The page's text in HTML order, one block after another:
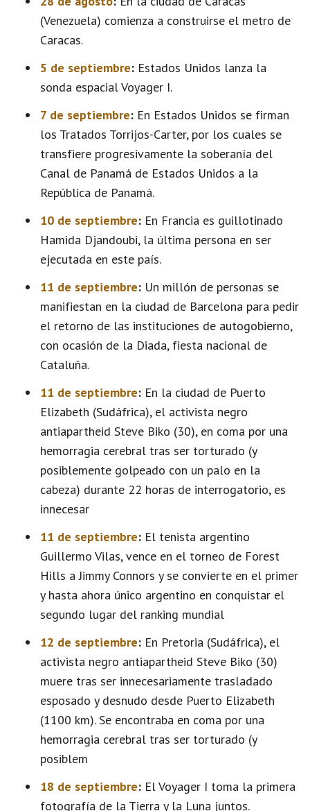
(Venezuela) comienza a construirse el metro de
Caracas.
5 de septiembre: Estados Unidos lanza la
sonda espacial Voyager I.
7 de septiembre: En Estados Unidos se firman
los Tratados Torrijos-Carter, por los cuales se
transfiere progresivamente la soberanía del
Canal de Panamá de Estados Unidos a la
República de Panamá.
10 de septiembre: En Francia es guillotinado
Hamida Djandoubi, la última persona en ser
ejecutada en este país.
11 de septiembre: Un millón de personas se
manifiestan en la ciudad de Barcelona para pedir
el retorno de las instituciones de autogobierno,
con ocasión de la Diada, fiesta nacional de
Cataluña.
11 de septiembre: En la ciudad de Puerto
Elizabeth (Sudáfrica), el activista negro
antiapartheid Steve Biko (30), en coma por una
hemorragia cerebral tras ser torturado (y
posiblemente golpeado con un palo en la
cabeza) durante 22 horas de interrogatorio, es
innecesar
11 de septiembre: El tenista argentino
Guillermo Vilas, vence en el torneo de Forest
Hills a Jimmy Connors y se convierte en el primer
y hasta ahora único argentino en conquistar el
segundo lugar del ranking mundial
12 de septiembre: En Pretoria (Sudáfrica), el
activista negro antiapartheid Steve Biko (30)
muere tras ser innecesariamente trasladado
esposado y desnudo desde Puerto Elizabeth
(1100 km). Se encontraba en coma por una
hemorragia cerebral tras ser torturado (y
posiblem
18 de septiembre: El Voyager I toma la primera
fotografía de la Tierra y la Luna juntos.